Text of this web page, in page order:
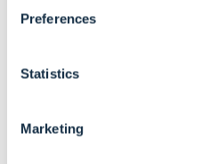
Preferences
Statistics
Marketing
twee die we naar een
Eigenaar